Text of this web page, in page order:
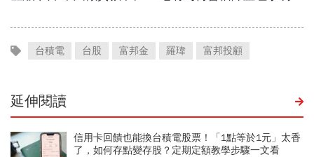
台積電 台股 富邦金 羅瑋 富邦投顧
延伸閱讀
信用卡回饋也能換台積電股票！「1點等於1元」太香
了，如何存點變存股？定期定額教學步驟一文看